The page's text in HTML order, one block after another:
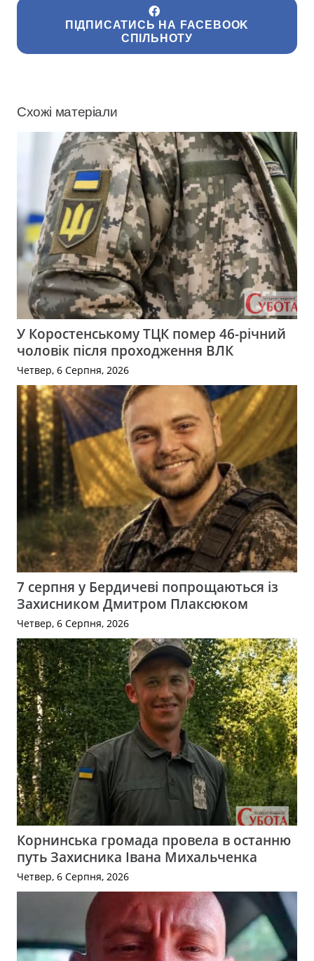
ПІДПИСАТИСЬ НА FACEBOOK
СПІЛЬНОТУ
Схожі матеріали
У Коростенському ТЦК помер 46-річний
чоловік після проходження ВЛК
Четвер, 6 Серпня, 2026
7 серпня у Бердичеві попрощаються із
Захисником Дмитром Плаксюком
Четвер, 6 Серпня, 2026
Корнинська громада провела в останню
путь Захисника Івана Михальченка
Четвер, 6 Серпня, 2026